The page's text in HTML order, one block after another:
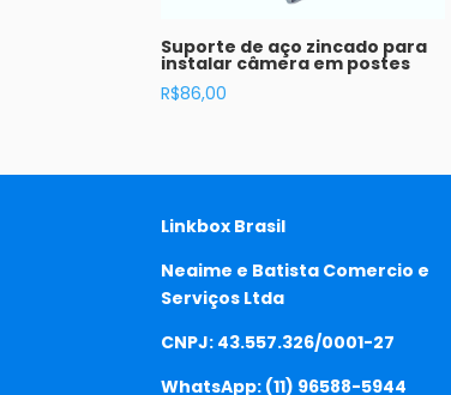
Suporte de aço zincado para
instalar câmera em postes
R$86,00
Linkbox Brasil
Neaime e Batista Comercio e
Serviços Ltda
CNPJ: 43.557.326/0001-27
WhatsApp: (11) 96588-5944